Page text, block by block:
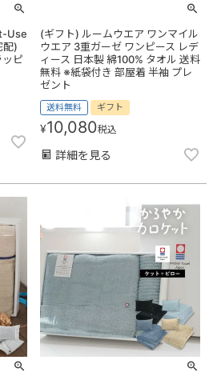
Use
配)
ピ
(ギフト) ルームウエア ワンマイル
ウエア 3重ガーゼ ワンピース レデ
ィース 日本製 綿100% タオル 送料
無料 ※紙袋付き 部屋着 半袖 プレ
ゼント
送料無料 ギフト
¥10,080税込
詳細を見る